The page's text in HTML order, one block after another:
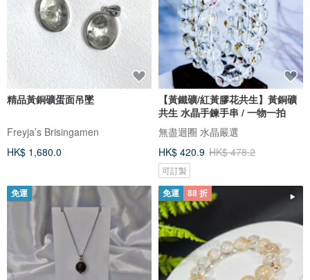
精品黃銅礦蛋面吊墜
Freyja’s Brisingamen
HK$ 1,680.0
【黃鐵礦/紅黃膠花共生】黃銅礦
共生 水晶手鍊手串 / 一物一拍
無盡迴圈 水晶嚴選
HK$ 420.9 HK$ 478.2
可訂製
免運 免運 88 折